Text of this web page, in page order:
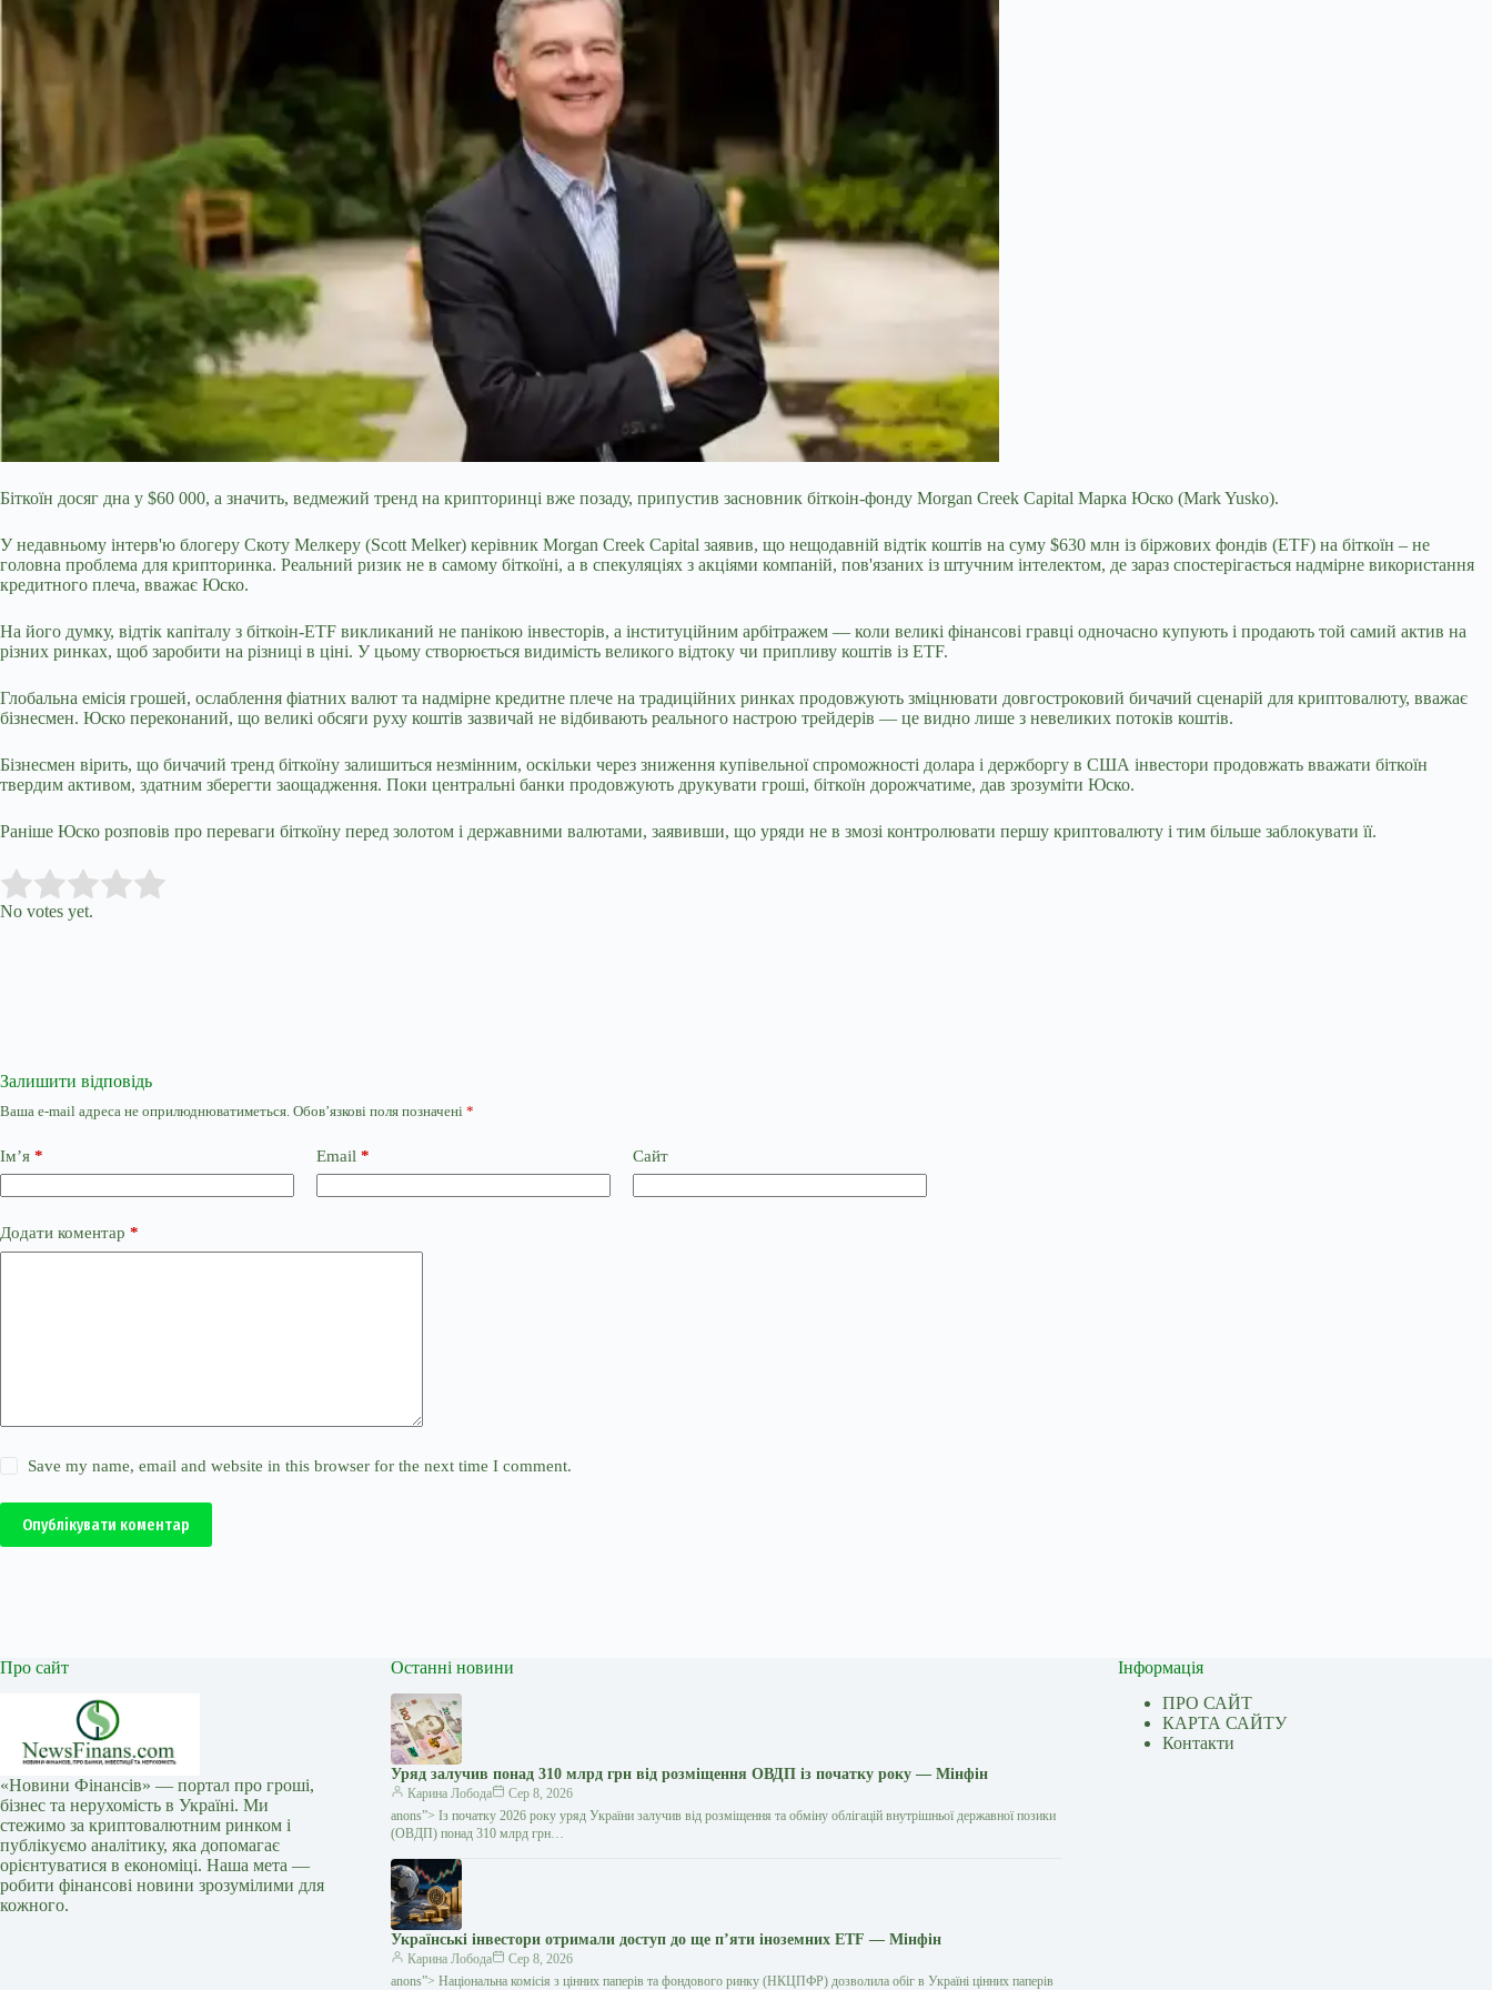
Біткоїн досяг дна у $60 000, а значить, ведмежий тренд на крипторинці вже позаду, припустив засновник біткоін-фонду Morgan Creek Capital Марка Юско (Mark Yusko).
У недавньому інтерв'ю блогеру Скоту Мелкеру (Scott Melker) керівник Morgan Creek Capital заявив, що нещодавній відтік коштів на суму $630 млн із біржових фондів (ETF) на біткоїн – не
головна проблема для крипторинка. Реальний ризик не в самому біткоїні, а в спекуляціях з акціями компаній, пов'язаних із штучним інтелектом, де зараз спостерігається надмірне використання
кредитного плеча, вважає Юско.
На його думку, відтік капіталу з біткоін-ETF викликаний не панікою інвесторів, а інституційним арбітражем — коли великі фінансові гравці одночасно купують і продають той самий актив на
різних ринках, щоб заробити на різниці в ціні. У цьому створюється видимість великого відтоку чи припливу коштів із ETF.
Глобальна емісія грошей, ослаблення фіатних валют та надмірне кредитне плече на традиційних ринках продовжують зміцнювати довгостроковий бичачий сценарій для криптовалюту, вважає
бізнесмен. Юско переконаний, що великі обсяги руху коштів зазвичай не відбивають реального настрою трейдерів — це видно лише з невеликих потоків коштів.
Бізнесмен вірить, що бичачий тренд біткоїну залишиться незмінним, оскільки через зниження купівельної спроможності долара і держборгу в США інвестори продовжать вважати біткоїн
твердим активом, здатним зберегти заощадження. Поки центральні банки продовжують друкувати гроші, біткоїн дорожчатиме, дав зрозуміти Юско.
Раніше Юско розповів про переваги біткоїну перед золотом і державними валютами, заявивши, що уряди не в змозі контролювати першу криптовалюту і тим більше заблокувати її.
Rate this item:
No votes yet.
Залишити відповідь
Ваша e-mail адреса не оприлюднюватиметься. Обов’язкові поля позначені *
Ім’я * Email * Сайт
Додати коментар *
Save my name, email and website in this browser for the next time I comment.
Опублікувати коментар
Про сайт
«Новини Фінансів» — портал про гроші,
бізнес та нерухомість в Україні. Ми
стежимо за криптовалютним ринком і
публікуємо аналітику, яка допомагає
орієнтуватися в економіці. Наша мета —
робити фінансові новини зрозумілими для
кожного.
Останні новини
Уряд залучив понад 310 млрд грн від розміщення ОВДП із початку року — Мінфін
Карина Лобода
Сер 8, 2026
anons”> Із початку 2026 року уряд України залучив від розміщення та обміну облігацій внутрішньої державної позики
(ОВДП) понад 310 млрд грн…
Українські інвестори отримали доступ до ще п’яти іноземних ETF — Мінфін
Карина Лобода
Сер 8, 2026
anons”> Національна комісія з цінних паперів та фондового ринку (НКЦПФР) дозволила обіг в Україні цінних паперів
Інформація
ПРО САЙТ
КАРТА САЙТУ
Контакти